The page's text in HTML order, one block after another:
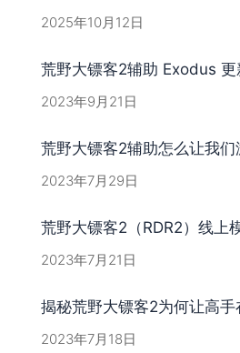
2025年10月12日
荒野大镖客2辅助 Exodus 更
2023年9月21日
荒野大镖客2辅助怎么让我
2023年7月29日
荒野大镖客2（RDR2）线上
2023年7月21日
揭秘荒野大镖客2为何让高
2023年7月18日